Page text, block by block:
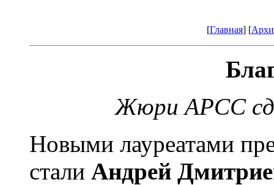
[Главная] [
Жюри АРСС
Новыми лауреатами
стали Андрей